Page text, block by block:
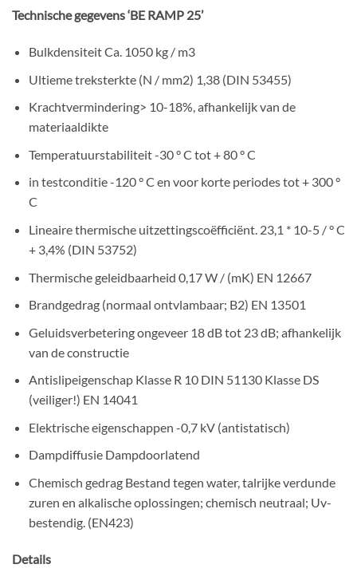
Technische gegevens ‘BE RAMP 25’
Bulkdensiteit Ca. 1050 kg / m3
Ultieme treksterkte (N / mm2) 1,38 (DIN 53455)
Krachtvermindering> 10-18%, afhankelijk van de
materiaaldikte
Temperatuurstabiliteit -30 ° C tot + 80 ° C
in testconditie -120 ° C en voor korte periodes tot + 300 °
C
Lineaire thermische uitzettingscoëfficiënt. 23,1 * 10-5 / ° C
+ 3,4% (DIN 53752)
Thermische geleidbaarheid 0,17 W / (mK) EN 12667
Brandgedrag (normaal ontvlambaar; B2) EN 13501
Geluidsverbetering ongeveer 18 dB tot 23 dB; afhankelijk
van de constructie
Antislipeigenschap Klasse R 10 DIN 51130 Klasse DS
(veiliger!) EN 14041
Elektrische eigenschappen -0,7 kV (antistatisch)
Dampdiffusie Dampdoorlatend
Chemisch gedrag Bestand tegen water, talrijke verdunde
zuren en alkalische oplossingen; chemisch neutraal; Uv-
bestendig. (EN423)
Details